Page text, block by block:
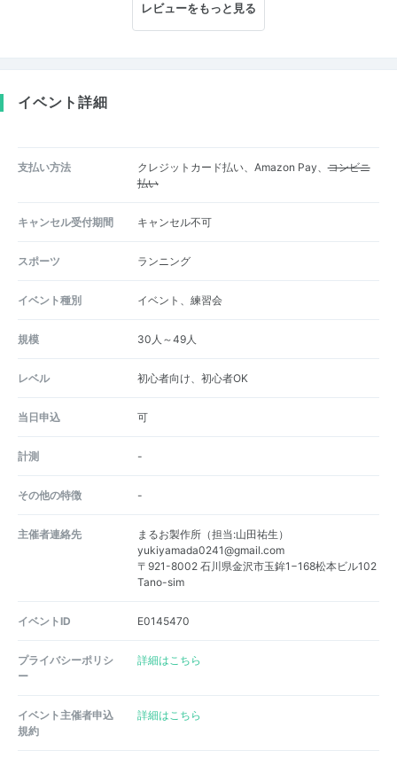
レビューをもっと見る
イベント詳細
支払い方法 クレジットカード払い、Amazon Pay、コンビニ
払い
キャンセル受付期間 キャンセル不可
スポーツ ランニング
イベント種別 イベント、練習会
規模 30人～49人
レベル 初心者向け、初心者OK
当日申込 可
計測 -
その他の特徴 -
主催者連絡先
まるお製作所（担当:山田祐生）
yukiyamada0241@gmail.com
〒921-8002 石川県金沢市玉鉾1−168松本ビル102
Tano-sim
イベントID E0145470
プライバシーポリシ
ー
詳細はこちら
イベント主催者申込
規約
詳細はこちら